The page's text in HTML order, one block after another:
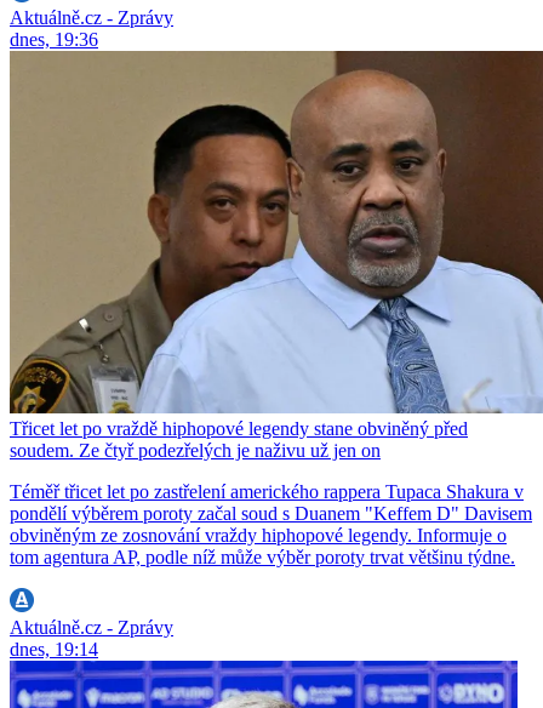
Aktuálně.cz - Zprávy
dnes, 19:36
Třicet let po vraždě hiphopové legendy stane obviněný před
soudem. Ze čtyř podezřelých je naživu už jen on
Téměř třicet let po zastřelení amerického rappera Tupaca Shakura v
pondělí výběrem poroty začal soud s Duanem "Keffem D" Davisem
obviněným ze zosnování vraždy hiphopové legendy. Informuje o
tom agentura AP, podle níž může výběr poroty trvat většinu týdne.
Aktuálně.cz - Zprávy
dnes, 19:14